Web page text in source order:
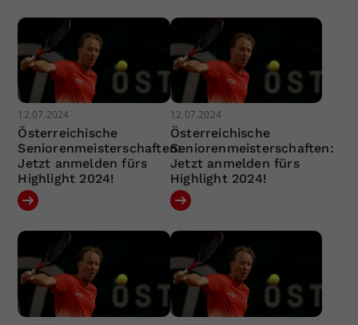
12.07.2024
Österreichische
Seniorenmeisterschaften:
Jetzt anmelden fürs
Highlight 2024!
12.07.2024
Österreichische
Seniorenmeisterschaften:
Jetzt anmelden fürs
Highlight 2024!